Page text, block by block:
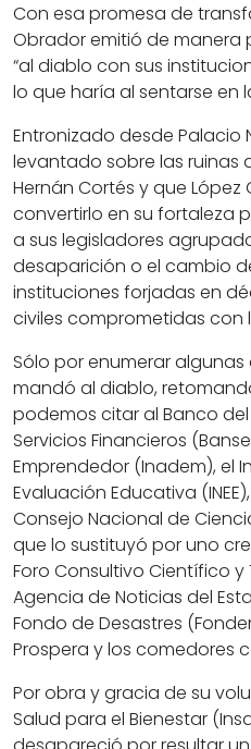
Con esa promesa de
Obrador emitió de
“al diablo con sus
lo que haría al sentarse en
Entronizado desde Palacio
levantado sobre las ruinas
Hernán Cortés y que
convertirlo en su fortaleza
a sus legisladores
desaparición o el cambio
instituciones forjadas en
civiles comprometidas
Sólo por enumerar
mandó al diablo,
podemos citar al Banco
Servicios Financieros
Emprendedor (Inadem), el
Evaluación Educativa
Consejo Nacional de
que lo sustituyó por uno
Foro Consultivo Científico y
Agencia de Noticias del
Fondo de Desastres
Prospera y los comedores
Por obra y gracia de su
Salud para el Bienestar